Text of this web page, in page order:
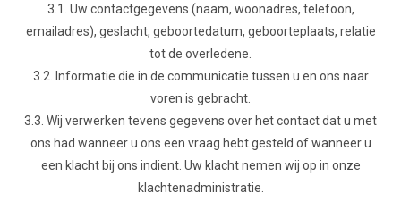
3.1. Uw contactgegevens (naam, woonadres, telefoon,
emailadres), geslacht, geboortedatum, geboorteplaats, relatie
tot de overledene.
3.2. Informatie die in de communicatie tussen u en ons naar
voren is gebracht.
3.3. Wij verwerken tevens gegevens over het contact dat u met
ons had wanneer u ons een vraag hebt gesteld of wanneer u
een klacht bij ons indient. Uw klacht nemen wij op in onze
klachtenadministratie.